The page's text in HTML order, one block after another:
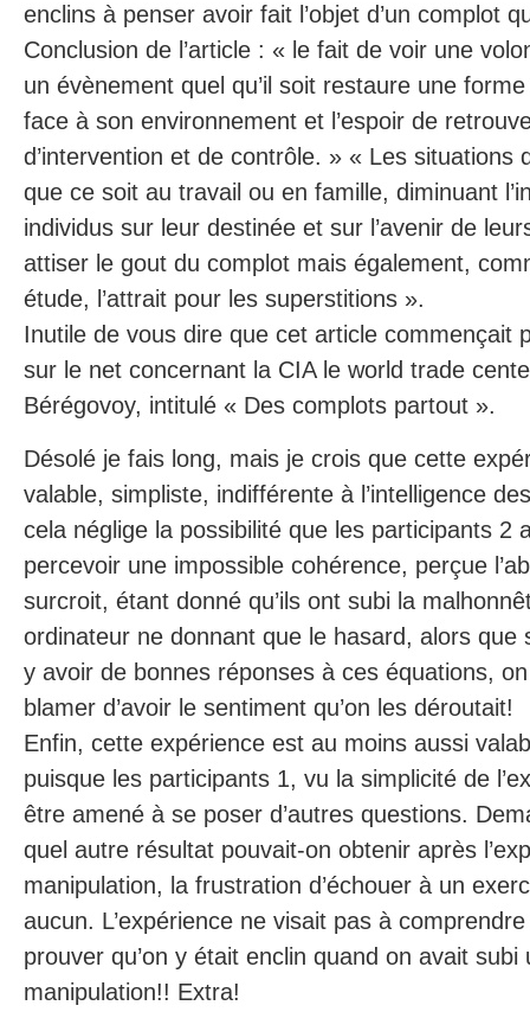
enclins à penser avoir fait l’objet d’un complot
Conclusion de l’article : « le fait de voir une
un évènement quel qu’il soit restaure une
face à son environnement et l’espoir de
d’intervention et de contrôle. » « Les situations
que ce soit au travail ou en famille, diminuant
individus sur leur destinée et sur l’avenir de
attiser le gout du complot mais également,
étude, l’attrait pour les superstitions ».
Inutile de vous dire que cet article commençait
sur le net concernant la CIA le world trade
Bérégovoy, intitulé « Des complots partout ».
Désolé je fais long, mais je crois que cette
valable, simpliste, indifférente à l’intelligence
cela néglige la possibilité que les participants 2
percevoir une impossible cohérence, perçue
surcroit, étant donné qu’ils ont subi la
ordinateur ne donnant que le hasard, alors que
y avoir de bonnes réponses à ces équations,
blamer d’avoir le sentiment qu’on les déroutait!
Enfin, cette expérience est au moins aussi
puisque les participants 1, vu la simplicité de
être amené à se poser d’autres questions.
quel autre résultat pouvait-on obtenir après
manipulation, la frustration d’échouer à un
aucun. L’expérience ne visait pas à
prouver qu’on y était enclin quand on avait subi
manipulation!! Extra!